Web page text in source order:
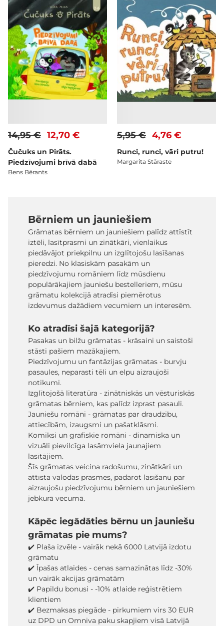
12,70 €
14,95 €
Čučuks un Pirāts.
Piedzīvojumi brīvā dabā
Bens Bērants
4,76 €
5,95 €
Runci, runci, vāri putru!
Margarita Stāraste
Bērniem un jauniešiem
Grāmatas bērniem un jauniešiem palīdz attīstīt
iztēli, lasītprasmi un zinātkāri, vienlaikus
piedāvājot priekpilnu un izglītojošu lasīšanas
pieredzi. No klasiskām pasakām un
piedzīvojumu romāniem līdz mūsdienu
populārākajiem jauniešu bestelleriem, mūsu
grāmatu kolekcijā atradīsi piemērotus
izdevumus dažādiem vecumiem un interesēm.
Ko atradīsi šajā kategorijā?
Pasakas un bilžu grāmatas - krāsaini un saistoši
stāsti pašiem mazākajiem.
Piedzīvojumu un fantāzijas grāmatas - burvju
pasaules, neparasti tēli un elpu aizraujoši
notikumi.
Izglītojošā literatūra - zinātniskās un vēsturiskās
grāmatas bērniem, kas palīdz izprast pasauli.
Jauniešu romāni - grāmatas par draudzību,
attiecībām, izaugsmi un pašatklāsmi.
Komiksi un grafiskie romāni - dinamiska un
vizuāli pievilcīga lasāmviela jaunajiem
lasītājiem.
Šīs grāmatas veicina radošumu, zinātkāri un
attīsta valodas prasmes, padarot lasīšanu par
aizraujošu piedzīvojumu bērniem un jauniešiem
jebkurā vecumā.
Kāpēc iegādāties bērnu un jauniešu
grāmatas pie mums?
✔️ Plaša izvēle - vairāk nekā 6000 Latvijā izdotu
grāmatu
✔️ Īpašas atlaides - cenas samazinātas līdz -30%
un vairāk akcijas grāmatām
✔️ Papildu bonusi - -10% atlaide reģistrētiem
klientiem
✔️ Bezmaksas piegāde - pirkumiem virs 30 EUR
uz DPD un Omniva paku skapjiem visā Latvijā